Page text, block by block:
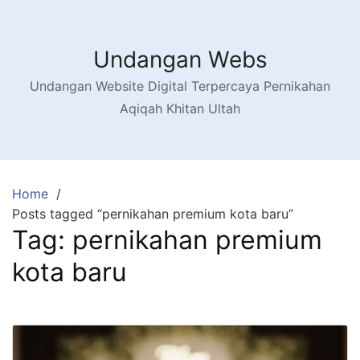
Undangan Webs
Undangan Website Digital Terpercaya Pernikahan
Aqiqah Khitan Ultah
Home
Posts tagged “pernikahan premium kota baru”
Tag: pernikahan premium
kota baru